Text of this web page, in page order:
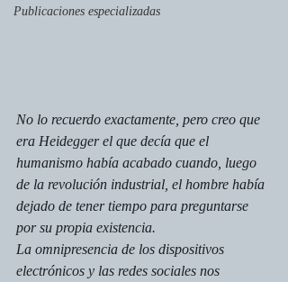
Publicaciones especializadas
No lo recuerdo exactamente, pero creo que
era Heidegger el que decía que el
humanismo había acabado cuando, luego
de la revolución industrial, el hombre había
dejado de tener tiempo para preguntarse
por su propia existencia.
La omnipresencia de los dispositivos
electrónicos y las redes sociales nos